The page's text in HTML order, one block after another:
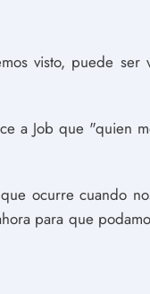
visto, puede ser
a Job que "quien
ocurre cuando
para que